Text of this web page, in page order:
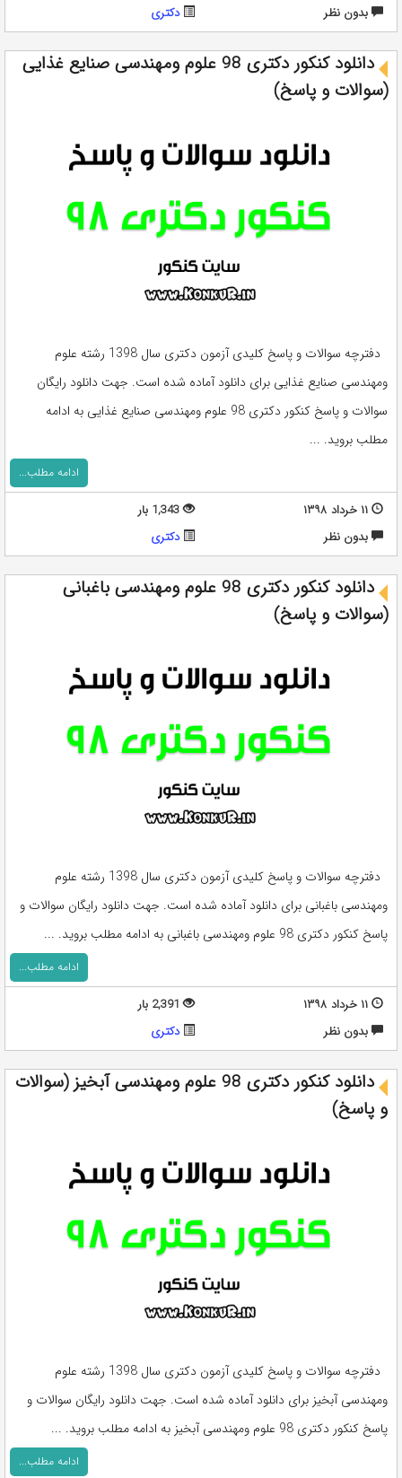
بدون نظر دکتری
دانلود کنکور دکتری 98 علوم ومهندسی صنایع غذایی
(سوالات و پاسخ)
دفترچه سوالات و پاسخ کلیدی آزمون دکتری سال 1398 رشته علوم
ومهندسی صنایع غذایی برای دانلود آماده شده است. جهت دانلود رایگان
سوالات و پاسخ کنکور دکتری 98 علوم ومهندسی صنایع غذایی به ادامه
مطلب بروید. ...
ادامه مطلب...
۱۱ خرداد ۱۳۹۸
1,343 بار
بدون نظر
دکتری
دانلود کنکور دکتری 98 علوم ومهندسی باغبانی
(سوالات و پاسخ)
دفترچه سوالات و پاسخ کلیدی آزمون دکتری سال 1398 رشته علوم
ومهندسی باغبانی برای دانلود آماده شده است. جهت دانلود رایگان سوالات و
پاسخ کنکور دکتری 98 علوم ومهندسی باغبانی به ادامه مطلب بروید. ...
ادامه مطلب...
۱۱ خرداد ۱۳۹۸
2,391 بار
بدون نظر
دکتری
دانلود کنکور دکتری 98 علوم ومهندسی آبخیز (سوالات
و پاسخ)
دفترچه سوالات و پاسخ کلیدی آزمون دکتری سال 1398 رشته علوم
ومهندسی آبخیز برای دانلود آماده شده است. جهت دانلود رایگان سوالات و
پاسخ کنکور دکتری 98 علوم ومهندسی آبخیز به ادامه مطلب بروید. ...
ادامه مطلب...